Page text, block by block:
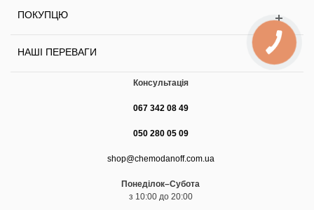
ПОКУПЦЮ
НАШІ ПЕРЕВАГИ
Консультація
067 342 08 49
050 280 05 09
shop@chemodanoff.com.ua
Понеділок–Субота
з 10:00 до 20:00